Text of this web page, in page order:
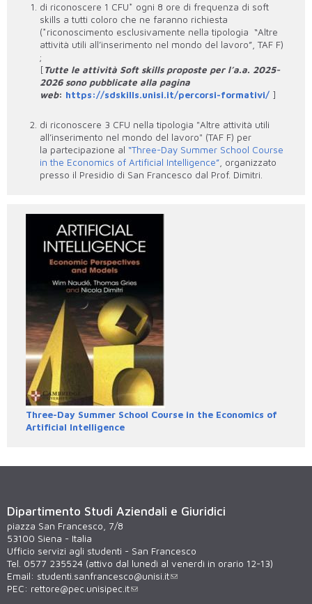
di riconoscere 1 CFU* ogni 8 ore di frequenza di soft
skills a tutti coloro che ne faranno richiesta
(*riconoscimento esclusivamente nella tipologia “Altre
attività utili all’inserimento nel mondo del lavoro”, TAF F)
;
[Tutte le attività Soft skills proposte per l’a.a. 2025-
2026 sono pubblicate alla pagina
web: https://sdskills.unisi.it/percorsi-formativi/ ]
di riconoscere 3 CFU nella tipologia "Altre attività utili
all’inserimento nel mondo del lavoro" (TAF F) per
la partecipazione al “Three-Day Summer School Course
in the Economics of Artificial Intelligence”, organizzato
presso il Presidio di San Francesco dal Prof. Dimitri.
Three-Day Summer School Course in the Economics of
Artificial Intelligence
Dipartimento Studi Aziendali e Giuridici
piazza San Francesco, 7/8
53100 Siena - Italia
Ufficio servizi agli studenti - San Francesco
Tel. 0577 235524 (attivo dal lunedì al venerdì in orario 12-13)
Email: studenti.sanfrancesco@unisi.it
PEC: rettore@pec.unisipec.it